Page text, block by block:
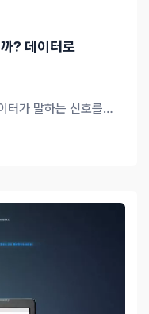
? 데이터로
터가 말하는 신호를